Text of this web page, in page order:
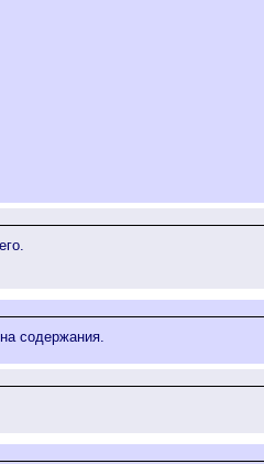
содержания.